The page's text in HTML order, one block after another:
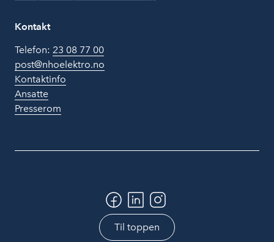
Kontakt
Telefon: 23 08 77 00
post@nhoelektro.no
Kontaktinfo
Ansatte
Presserom
Til toppen